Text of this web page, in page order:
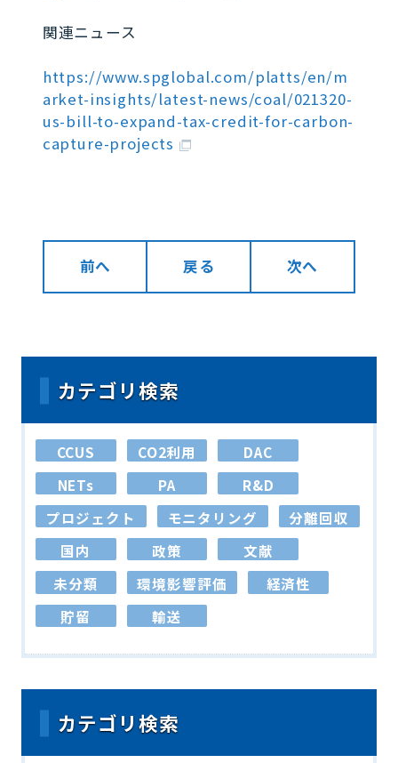
関連ニュース
https://www.spglobal.com/platts/en/m
arket-insights/latest-news/coal/021320-
us-bill-to-expand-tax-credit-for-carbon-
capture-projects
前へ 戻る 次へ
カテゴリ検索
CCUS CO2利用
DAC
NETs
PA
R&D
プロジェクト
モニタリング
分離回収
国内
政策
文献
未分類
環境影響評価
経済性
貯留
輸送
カテゴリ検索